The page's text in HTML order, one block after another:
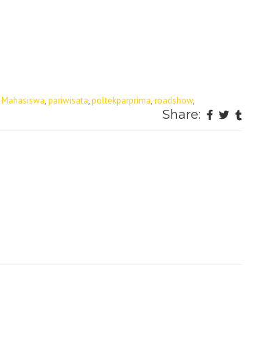
Mahasiswa,pariwisata,poltekparprima,roadshow,
Share: